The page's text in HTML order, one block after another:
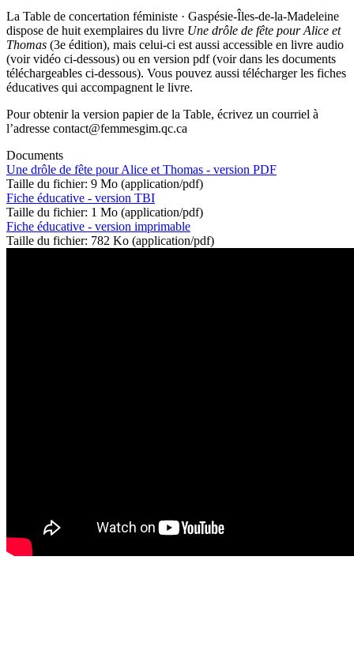
La Table de concertation féministe · Gaspésie-Îles-de-la-Madeleine
dispose de huit exemplaires du livre Une drôle de fête pour Alice et
Thomas (3e édition), mais celui-ci est aussi accessible en livre audio
(voir vidéo ci-dessous) ou en version pdf (voir dans les documents
téléchargeables ci-dessous). Vous pouvez aussi télécharger les fiches
éducatives qui accompagnent le livre.
Pour obtenir la version papier de la Table, écrivez un courriel à
l’adresse contact@femmesgim.qc.ca
Documents
Une drôle de fête pour Alice et Thomas - version PDF
Taille du fichier: 9 Mo (application/pdf)
Fiche éducative - version TBI
Taille du fichier: 1 Mo (application/pdf)
Fiche éducative - version imprimable
Taille du fichier: 782 Ko (application/pdf)